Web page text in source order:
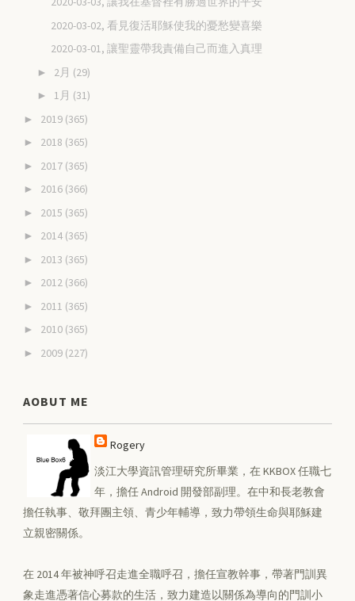
2020-03-02, 看見復活耶穌使我的憂愁變喜樂
2020-03-01, 讓聖靈帶我責備自己而進入真理
► 2月 (29)
► 1月 (31)
► 2019 (365)
► 2018 (365)
► 2017 (365)
► 2016 (366)
► 2015 (365)
► 2014 (365)
► 2013 (365)
► 2012 (366)
► 2011 (365)
► 2010 (365)
► 2009 (227)
AOBUT ME
Rogery
淡江大學資訊管理研究所畢業，在 KKBOX 任職七
年，擔任 Android 開發部副理。在中和長老教會
擔任執事、敬拜團主領、青少年輔導，致力帶領生命與耶穌建
立親密關係。
在 2014 年被神呼召走進全職呼召，擔任宣教幹事，帶著門訓異
象走進憑著信心募款的生活，致力建造以關係為導向的門訓小